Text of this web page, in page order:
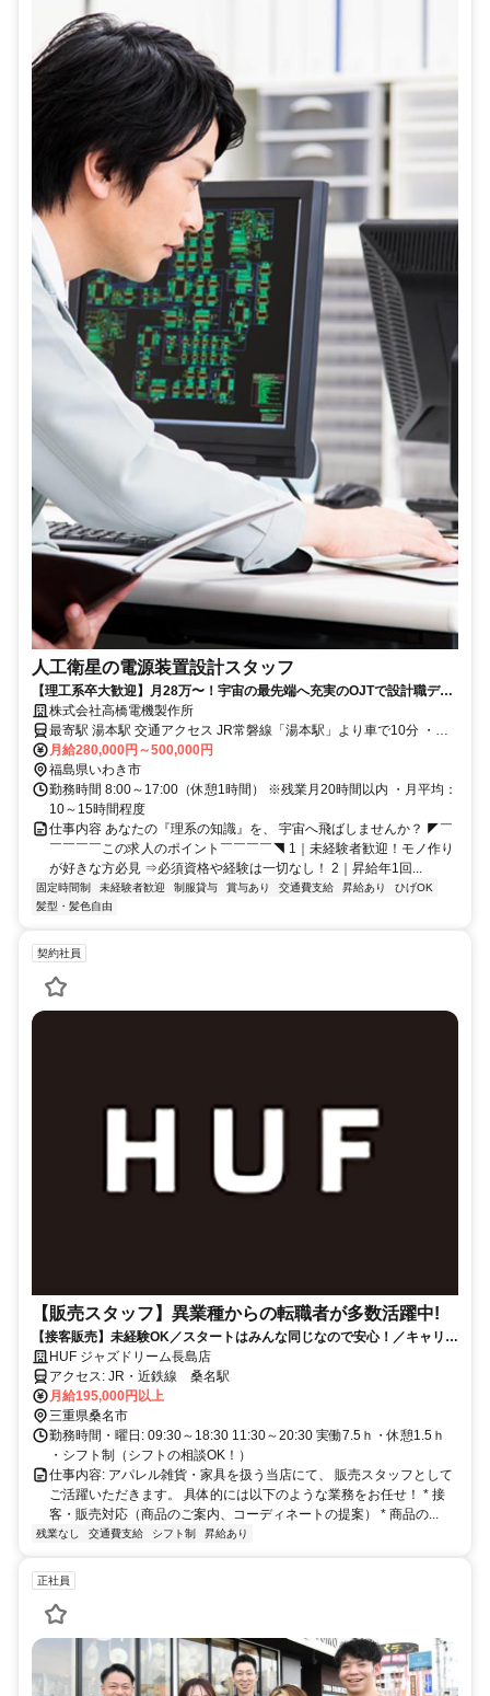
人工衛星の電源装置設計スタッフ
【理工系卒大歓迎】月28万〜！宇宙の最先端へ充実のOJTで設計職デビ
ュー！
株式会社高橋電機製作所
最寄駅 湯本駅 交通アクセス JR常磐線「湯本駅」より車で10分 ・車
通勤OK（駐車場あり）
月給280,000円～500,000円
福島県いわき市
勤務時間 8:00～17:00（休憩1時間） ※残業月20時間以内 ・月平均：
10～15時間程度
仕事内容 あなたの『理系の知識』を、 宇宙へ飛ばしませんか？ ◤￣
￣￣￣￣この求人のポイント￣￣￣￣◥ 1｜未経験者歓迎！モノ作り
が好きな方必見 ⇒必須資格や経験は一切なし！ 2｜昇給年1回...
固定時間制 未経験者歓迎 制服貸与 賞与あり 交通費支給 昇給あり
ひげOK
髪型・髪色自由
契約社員
【販売スタッフ】異業種からの転職者が多数活躍中!
【接客販売】未経験OK／スタートはみんな同じなので安心！／キャリア
アップ可能！
HUF ジャズドリーム長島店
アクセス: JR・近鉄線 桑名駅
月給195,000円以上
三重県桑名市
勤務時間・曜日: 09:30～18:30 11:30～20:30 実働7.5ｈ・休憩1.5ｈ
・シフト制（シフトの相談OK！）
仕事内容: アパレル雑貨・家具を扱う当店にて、 販売スタッフとして
ご活躍いただきます。 具体的には以下のような業務をお任せ！ * 接
客・販売対応（商品のご案内、コーディネートの提案） * 商品の...
残業なし 交通費支給 シフト制 昇給あり
正社員